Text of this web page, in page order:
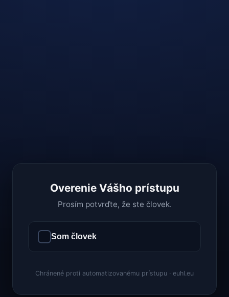
Overenie Vášho prístupu
Prosím potvrďte, že ste človek.
Som človek
Chránené proti automatizovanému prístupu · euhl.eu